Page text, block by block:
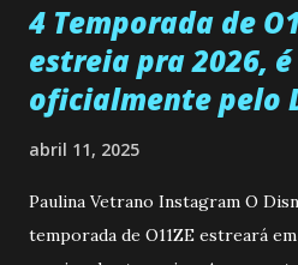
4 Temporada de
estreia pra 2026,
oficialmente pelo
abril 11, 2025
Paulina Vetrano Instagram O
temporada de O11ZE estreará